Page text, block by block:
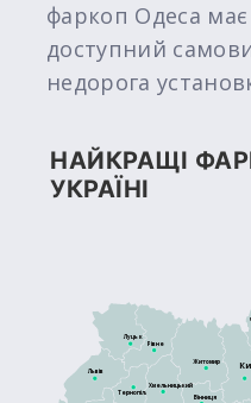
фаркоп Одеса має
доступний
недорога
НАЙКРАЩІ
УКРАЇНІ
Луцьк
Житомир
Тернопіль
Рівне
Львів
Вінниця
Хмельницький